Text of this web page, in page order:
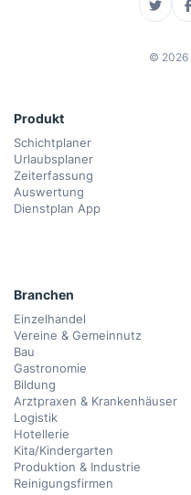
© 2026
Produkt
Schichtplaner
Urlaubsplaner
Zeiterfassung
Auswertung
Dienstplan App
Branchen
Einzelhandel
Vereine & Gemeinnutz
Bau
Gastronomie
Bildung
Arztpraxen & Krankenhäuser
Logistik
Hotellerie
Kita/Kindergarten
Produktion & Industrie
Reinigungsfirmen